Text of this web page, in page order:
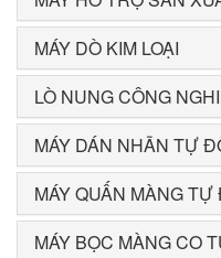
MÁY DÒ KIM LOẠI
LÒ NUNG CÔNG
MÁY DÁN NHÃN TỰ
MÁY QUẤN MÀNG
MÁY BỌC MÀNG CO